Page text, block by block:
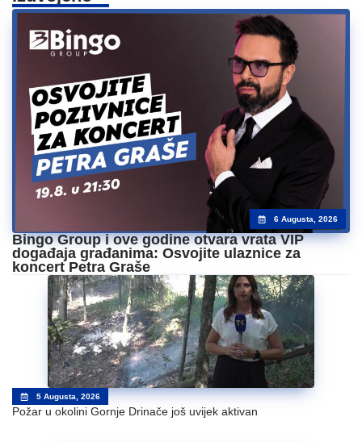
6 Augusta, 2026
Bingo Group i ove godine otvara vrata VIP
događaja građanima: Osvojite ulaznice za
koncert Petra Graše
5 Augusta, 2026
Požar u okolini Gornje Drinače još uvijek aktivan